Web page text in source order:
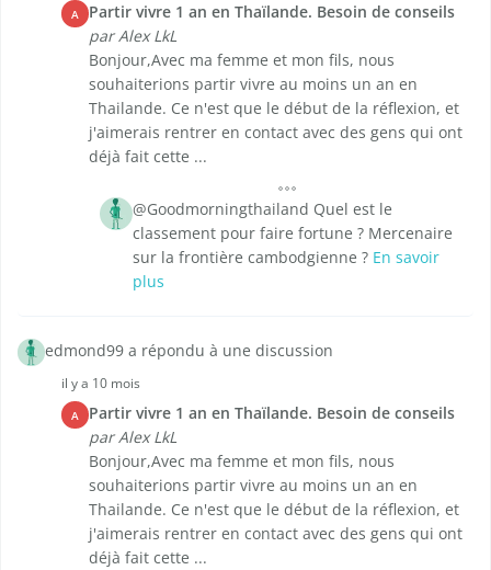
A
Partir vivre 1 an en Thaïlande. Besoin de conseils
par Alex LkL
Bonjour,Avec ma femme et mon fils, nous
souhaiterions partir vivre au moins un an en
Thailande. Ce n'est que le début de la réflexion, et
j'aimerais rentrer en contact avec des gens qui ont
déjà fait cette ...
@Goodmorningthailand Quel est le
classement pour faire fortune ? Mercenaire
sur la frontière cambodgienne ? En savoir
plus
edmond99 a répondu à une discussion
il y a 10 mois
A
Partir vivre 1 an en Thaïlande. Besoin de conseils
par Alex LkL
Bonjour,Avec ma femme et mon fils, nous
souhaiterions partir vivre au moins un an en
Thailande. Ce n'est que le début de la réflexion, et
j'aimerais rentrer en contact avec des gens qui ont
déjà fait cette ...